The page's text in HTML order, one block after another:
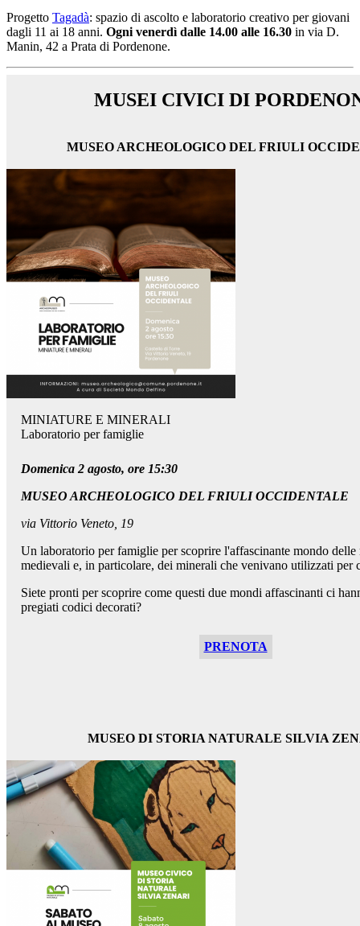
Progetto Tagadà: spazio di ascolto e laboratorio creativo per giovani
dagli 11 ai 18 anni. Ogni venerdì dalle 14.00 alle 16.30 in via D.
Manin, 42 a Prata di Pordenone.
MUSEI CIVICI DI
MUSEO ARCHEOLOGICO DEL FRIULI
MINIATURE E MINERALI
Laboratorio per famiglie
Domenica 2 agosto, ore 15:30
MUSEO ARCHEOLOGICO DEL FRIULI OCCIDENTALE
via Vittorio Veneto, 19
Un laboratorio per famiglie per scoprire l'affascinante mondo delle
medievali e, in particolare, dei minerali che venivano utilizzati per
Siete pronti per scoprire come questi due mondi affascinanti ci
pregiati codici decorati?
PRENOTA
MUSEO DI STORIA NATURALE SILVIA